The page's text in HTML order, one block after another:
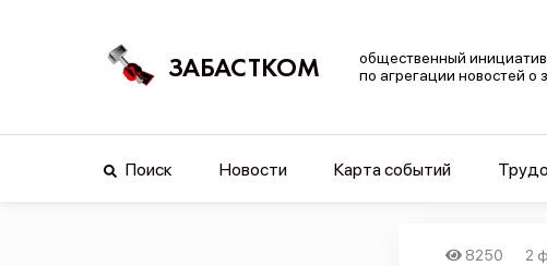
ЗАБАСТКОМ
общественный
по агрегации новостей о
Поиск Новости Карта событий
8250 2